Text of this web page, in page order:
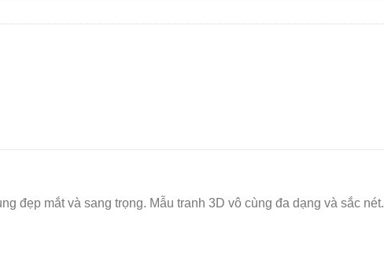
đẹp mắt và sang trọng. Mẫu tranh 3D vô cùng đa dạng và sắc nét.